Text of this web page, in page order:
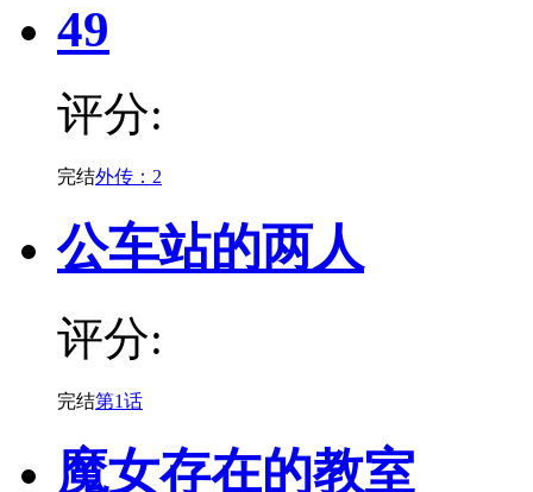
49
评分:
完结外传：2
公车站的两人
评分:
完结第1话
魔女存在的教室